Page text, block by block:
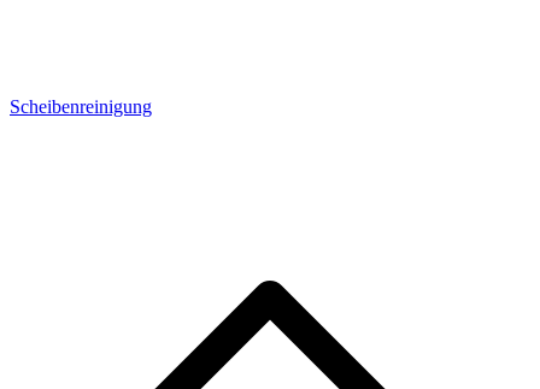
Scheibenreinigung